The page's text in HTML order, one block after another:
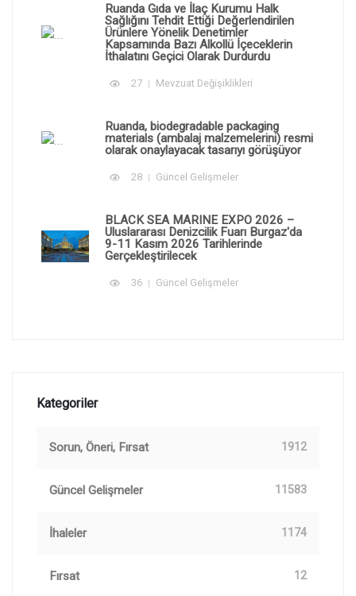
Ruanda Gıda ve İlaç Kurumu Halk
Sağlığını Tehdit Ettiği Değerlendirilen
Ürünlere Yönelik Denetimler
Kapsamında Bazı Alkollü İçeceklerin
İthalatını Geçici Olarak Durdurdu
27 Mevzuat Değişiklikleri
Ruanda, biodegradable packaging
materials (ambalaj malzemelerini) resmi
olarak onaylayacak tasarıyı görüşüyor
28 Güncel Gelişmeler
BLACK SEA MARINE EXPO 2026 –
Uluslararası Denizcilik Fuarı Burgaz'da
9-11 Kasım 2026 Tarihlerinde
Gerçekleştirilecek
36 Güncel Gelişmeler
Kategoriler
Sorun, Öneri, Fırsat 1912
Güncel Gelişmeler 11583
İhaleler 1174
Fırsat 12